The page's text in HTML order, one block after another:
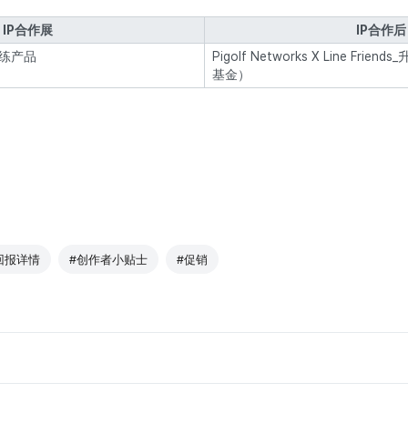
IP合作展
IP合作后
产品
Pigolf Networks X Line Friends_
基金）
报详情 #创作者小贴士 #促销